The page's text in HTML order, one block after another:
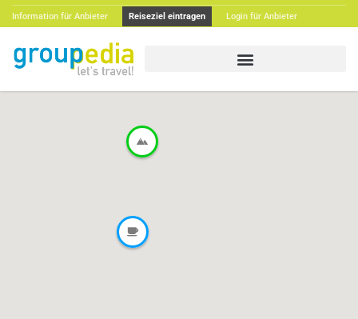
Information für Anbieter Reiseziel eintragen Login für Anbieter